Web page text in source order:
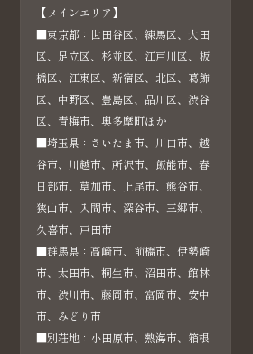
下「規約等」といいます。）に違
対応のため
(6) 本サービスに関する規約等の変
ため
3.通知・公表または同意取得の方法
方法
3-1 以下の利用者情報については、
る前にユーザーの同意を得るものと
・位置情報
3-2 ユーザーは、本サービスの所定
により、利用者情報の全部または
集又は利用の停止を求めることが
【メインエリア】
​​​​​​​■東京都：世田谷区、練馬区、大田
区、足立区、杉並区、江戸川区、板
橋区、江東区、新宿区、北区、葛飾
区、中野区、豊島区、品川区、渋谷
区、青梅市、奥多摩町ほか
■埼玉県：さいたま市、川口市、越
谷市、川越市、所沢市、飯能市、春
日部市、草加市、上尾市、熊谷市、
狭山市、入間市、深谷市、三郷市、
久喜市、戸田市
■群馬県：高崎市、前橋市、伊勢崎
市、太田市、桐生市、沼田市、館林
市、渋川市、藤岡市、富岡市、安中
市、みどり市
■別荘地：小田原市、熱海市、箱根